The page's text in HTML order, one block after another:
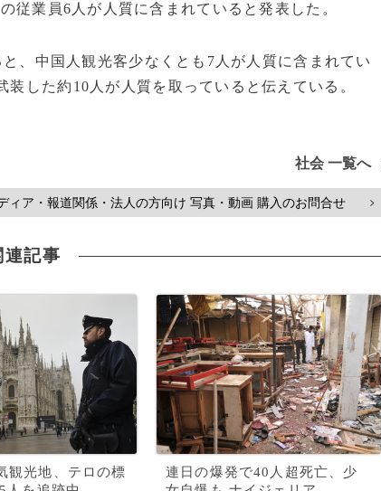
従業員6人が人質に含まれていると発表した。
、中国人観光客少なくとも7人が人質に含まれてい
した約10人が人質を取っていると伝えている。
社会 一覧へ
ィア・報道関係・法人の方向け 写真・動画 購入のお問合せ >
連記事
観光地、テロの標
連日の爆発で40人超死亡、少